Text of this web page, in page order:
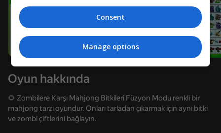
Oyun hakkında
🌻 Zombilere Karşı Mahjong Bitkileri Füzyon Modu renkli bir
mahjong tarzı oyundur. Onları tarladan çıkarmak için aynı bitki
ve zombi çiftlerini bağlayın.
Consent
Manage options